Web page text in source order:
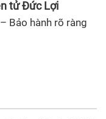
tử Đức Lợi
Bảo hành rõ ràng